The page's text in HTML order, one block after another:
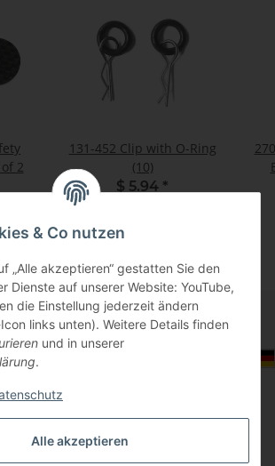
2
131-452 Clip with O-Ring
(10)
$ 5.94 *
Gesetzliche Informationen
& Co nutzen
„Alle akzeptieren“ gestatten Sie den
Dienste auf unserer Website: YouTube,
die Einstellung jederzeit ändern
links unten). Weitere Details finden
und in unserer
.
Alle akzeptieren